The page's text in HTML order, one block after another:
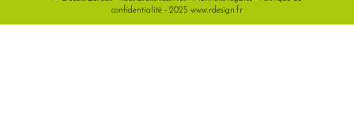
confidentialité- 2025 www.rdesign.fr